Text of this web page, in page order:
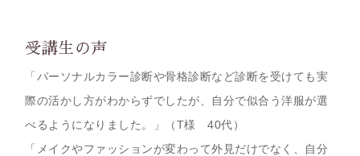
受講生の声
「パーソナルカラー診断や骨格診断など診断を受けても実
際の活かし方がわからずでしたが、自分で似合う洋服が選
べるようになりました。」
（T様 40代）
「メイクやファッションが変わって外見だけでなく、自分